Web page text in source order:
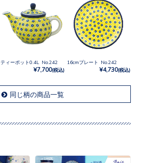
ティーポット0.4L No.242
¥7,700(税込)
16cmプレート No.242
¥4,730(税込)
同じ柄の商品一覧